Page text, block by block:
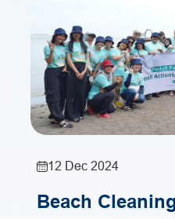
12 Dec 2024
Beach